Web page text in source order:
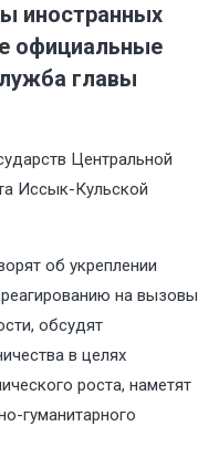
иностранных
официальные
главы
Центральной
Иссык-Кульской
об укреплении
на вызовы
обсудят
в целях
роста, наметят
гуманитарного